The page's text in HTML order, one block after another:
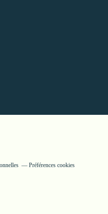
Préférences cookies